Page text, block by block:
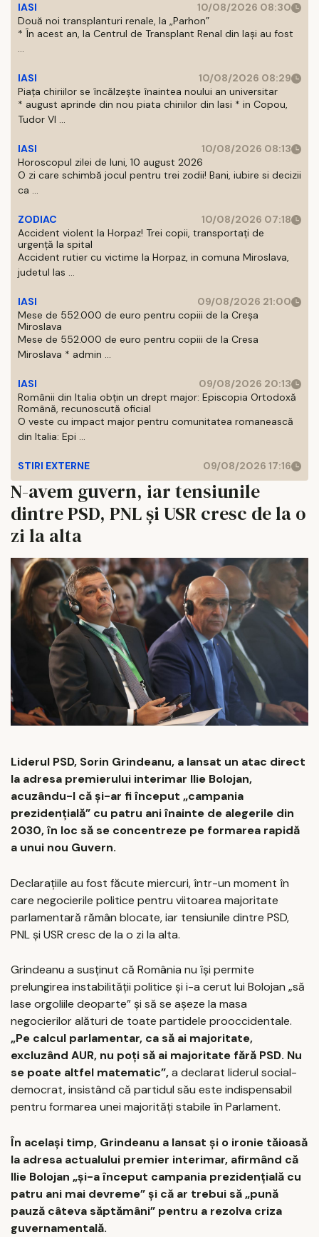
IASI
10/08/2026 08:30
Două noi transplanturi renale, la „Parhon”
* În acest an, la Centrul de Transplant Renal din Iaşi au fost
...
IASI
10/08/2026 08:29
Piața chiriilor se încălzește înaintea noului an universitar
* august aprinde din nou piata chiriilor din Iasi * in Copou,
Tudor Vl ...
IASI
10/08/2026 08:13
Horoscopul zilei de luni, 10 august 2026
O zi care schimbă jocul pentru trei zodii! Bani, iubire si decizii
ca ...
ZODIAC
10/08/2026 07:18
Accident violent la Horpaz! Trei copii, transportați de
urgență la spital
Accident rutier cu victime la Horpaz, in comuna Miroslava,
judetul Ias ...
IASI
09/08/2026 21:00
Mese de 552.000 de euro pentru copiii de la Creșa
Miroslava
Mese de 552.000 de euro pentru copiii de la Cresa
Miroslava * admin ...
IASI
09/08/2026 20:13
Românii din Italia obțin un drept major: Episcopia Ortodoxă
Română, recunoscută oficial
O veste cu impact major pentru comunitatea romanească
din Italia: Epi ...
STIRI EXTERNE 09/08/2026 17:16
N-avem guvern, iar tensiunile
dintre PSD, PNL și USR cresc de la o
zi la alta
Liderul PSD, Sorin Grindeanu, a lansat un atac direct
la adresa premierului interimar Ilie Bolojan,
acuzându-l că și-ar fi început „campania
prezidențială” cu patru ani înainte de alegerile din
2030, în loc să se concentreze pe formarea rapidă
a unui nou Guvern.
Declarațiile au fost făcute miercuri, într-un moment în
care negocierile politice pentru viitoarea majoritate
parlamentară rămân blocate, iar tensiunile dintre PSD,
PNL și USR cresc de la o zi la alta.
Grindeanu a susținut că România nu își permite
prelungirea instabilității politice și i-a cerut lui Bolojan „să
lase orgoliile deoparte” și să se așeze la masa
negocierilor alături de toate partidele prooccidentale.
„Pe calcul parlamentar, ca să ai majoritate,
excluzând AUR, nu poți să ai majoritate fără PSD. Nu
se poate altfel matematic”,a declarat liderul social-
democrat, insistând că partidul său este indispensabil
pentru formarea unei majorități stabile în Parlament.
În același timp, Grindeanu a lansat și o ironie tăioasă
la adresa actualului premier interimar, afirmând că
Ilie Bolojan „și-a început campania prezidențială cu
patru ani mai devreme” și că ar trebui să „pună
pauză câteva săptămâni” pentru a rezolva criza
guvernamentală.